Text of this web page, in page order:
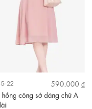
22
590.000 ₫
công sở dáng chữ A